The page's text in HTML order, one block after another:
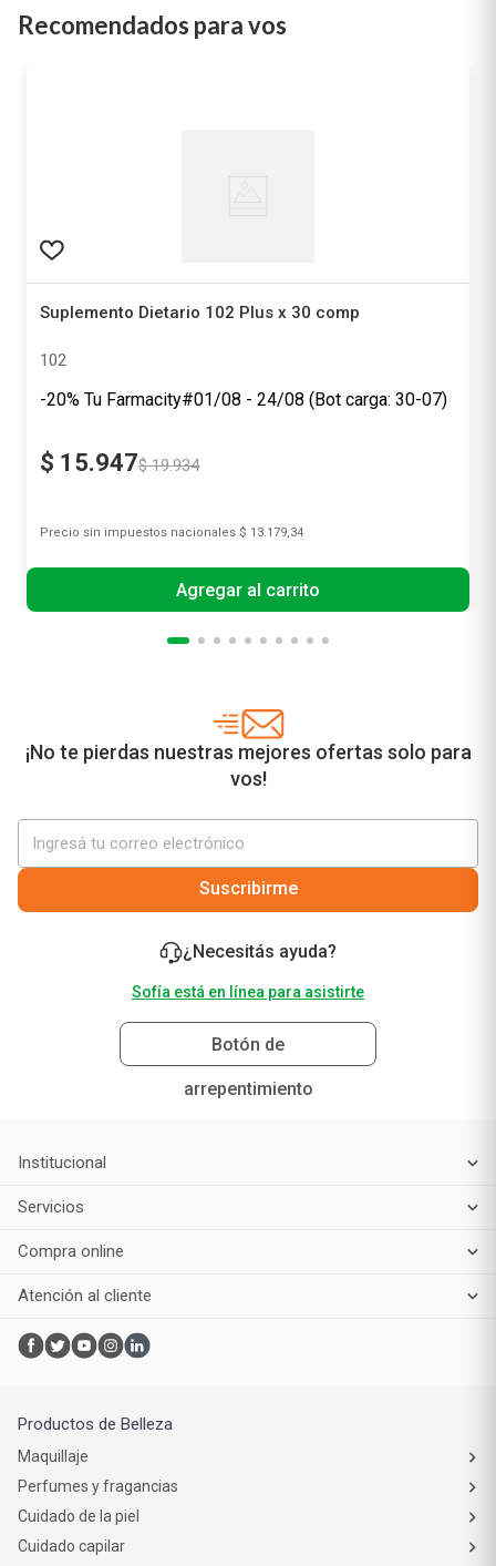
Recomendados para vos
Suplemento Dietario 102 Plus x 30 comp
102
-20% Tu Farmacity#01/08 - 24/08 (Bot carga: 30-07)
$ 15.947$ 19.934
Precio sin impuestos nacionales $ 13.179,34
Agregar al carrito
¡No te pierdas nuestras mejores ofertas solo para
vos!
Suscribirme
¿Necesitás ayuda?
Sofía está en línea para asistirte
Botón de
arrepentimiento
Institucional
Servicios
Compra online
Atención al cliente
Productos de Belleza
Maquillaje
Perfumes y fragancias
Cuidado de la piel
Cuidado capilar